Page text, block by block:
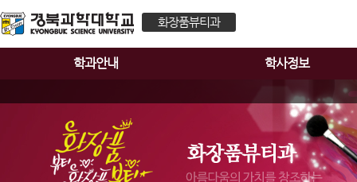
화장품뷰티과
학과안내 학사정보